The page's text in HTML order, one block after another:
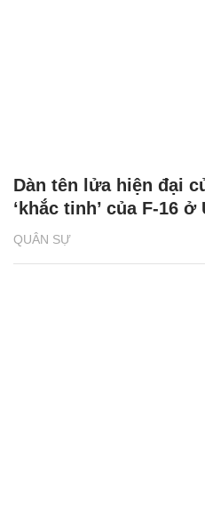
QUÂN SỰ
Dàn tên lửa hiện đại
‘khắc tinh’ của F-16 ở